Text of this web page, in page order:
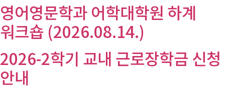
영어영문학과 어학대학원 하계
워크숍 (2026.08.14.)
2026-2학기 교내 근로장학금 신청
안내